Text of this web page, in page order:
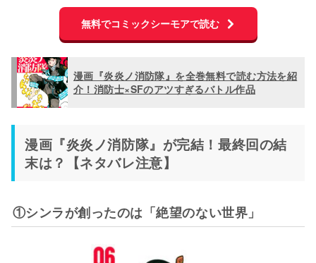
無料でコミックシーモアで読む
漫画『炎炎ノ消防隊』を全巻無料で読む方法を紹
介！消防士×SFのアツすぎるバトル作品
漫画『炎炎ノ消防隊』が完結！最終回の結
末は？【ネタバレ注意】
①シンラが創ったのは「絶望のない世界」